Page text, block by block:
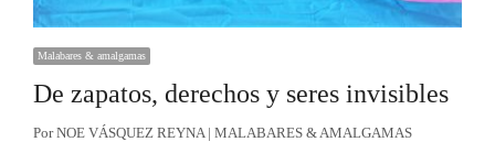
Malabares & amalgamas
De zapatos, derechos y seres invisibles
Por NOE VÁSQUEZ REYNA | MALABARES & AMALGAMAS